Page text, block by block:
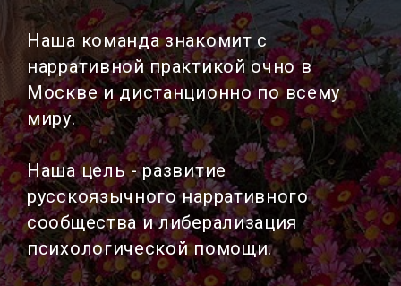
Наша команда знакомит с
нарративной практикой очно в
Москве и дистанционно по всему
миру.
Наша цель - развитие
русскоязычного нарративного
сообщества и либерализация
психологической помощи.